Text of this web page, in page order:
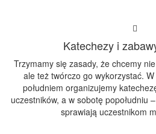
Katechezy i
Trzymamy się zasady, że chcemy
ale też twórczo go wykorzystać.
południem organizujemy
uczestników, a w sobotę popołudniu
sprawiają uczestnikom